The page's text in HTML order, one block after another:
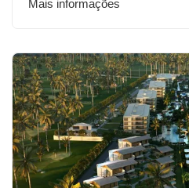
Mais informações